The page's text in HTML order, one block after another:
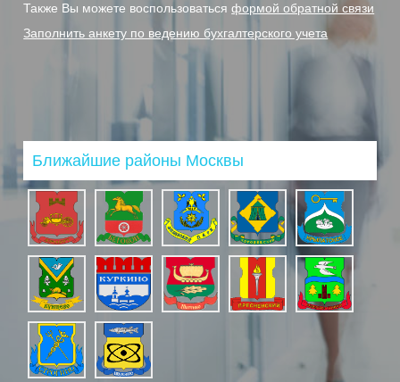
Также Вы можете воспользоватьсяформой обратной связи
Заполнить анкету по ведению бухгалтерского учета
Ближайшие районы Москвы